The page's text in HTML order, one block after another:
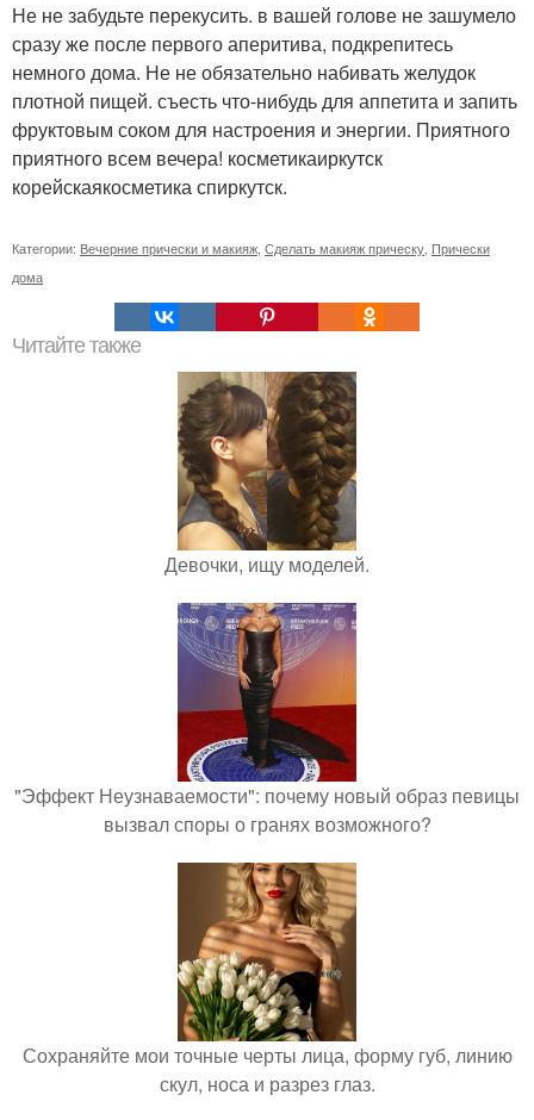
Не не забудьте перекусить. в вашей голове не зашумело
сразу же после первого аперитива, подкрепитесь
немного дома. Не не обязательно набивать желудок
плотной пищей. съесть что-нибудь для аппетита и запить
фруктовым соком для настроения и энергии. Приятного
приятного всем вечера! косметикаиркутск
корейскаякосметика спиркутск.
Категории: Вечерние прически и макияж Сделать макияж прическу Прически
дома
Читайте также
Девочки, ищу моделей.
"Эффект Неузнаваемости": почему новый образ певицы
вызвал споры о гранях возможного?
Сохраняйте мои точные черты лица, форму губ, линию
скул, носа и разрез глаз.